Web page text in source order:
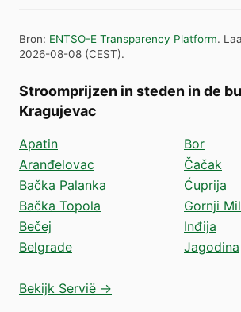
Bron: ENTSO-E Transparency Platform.
2026-08-08 (CEST).
Stroomprijzen in steden in de
Kragujevac
Apatin
Aranđelovac
Bačka Palanka
Bačka Topola
Bečej
Belgrade
Bor
Čačak
Ćuprija
Gornji
Inđija
Jagodina
Bekijk Servië →